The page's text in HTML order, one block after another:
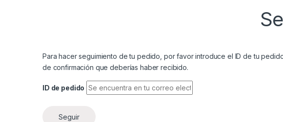
Para hacer seguimiento de tu pedido, por favor introduce el ID de tu
de confirmación que deberías haber recibido.
ID de pedido
Seguir